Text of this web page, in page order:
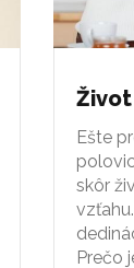
Ešte
skôr
Prečo